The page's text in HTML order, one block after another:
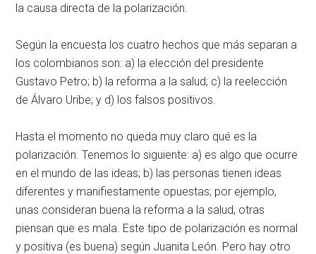
la causa directa de la polarización.
Según la encuesta los cuatro hechos que más separan a
los colombianos son: a) la elección del presidente
Gustavo Petro; b) la reforma a la salud; c) la reelección
de Álvaro Uribe; y d) los falsos positivos.
Hasta el momento no queda muy claro qué es la
polarización. Tenemos lo siguiente: a) es algo que ocurre
en el mundo de las ideas; b) las personas tienen ideas
diferentes y manifiestamente opuestas; por ejemplo,
unas consideran buena la reforma a la salud, otras
piensan que es mala. Este tipo de polarización es normal
y positiva (es buena) según Juanita León. Pero hay otro